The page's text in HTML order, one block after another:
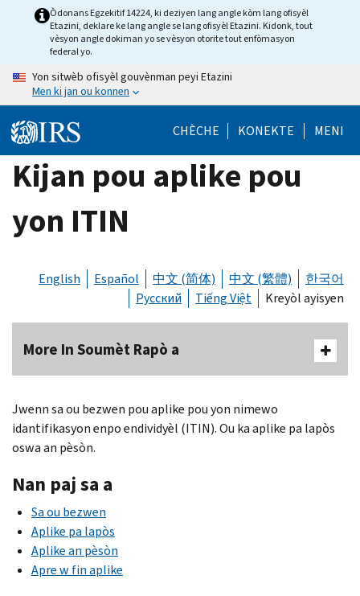
Òdonans Egzekitif 14224, ki deziyen lang angle kòm lang ofisyèl
Etazini, deklare ke lang angle se lang ofisyèl Etazini. Kidonk, tout
vèsyon angle dokiman yo se vèsyon otorite tout enfòmasyon
federal yo.
Yon sitwèb ofisyèl gouvènman peyi Etazini
Men ki jan ou konnen
CHÈCHE KONEKTE MENI
Kijan pou aplike pou
yon ITIN
English Español 中文 (简体) 中文 (繁體)
한국어
Русский
Tiếng Việt Kreyòl ayisyen
More In Soumèt Rapò a
Jwenn sa ou bezwen pou aplike pou yon nimewo
idantifikasyon enpo endividyèl (ITIN). Ou ka aplike pa lapòs
oswa an pèsòn.
Nan paj sa a
Sa ou bezwen
Aplike pa lapòs
Aplike an pèsòn
Apre w fin aplike